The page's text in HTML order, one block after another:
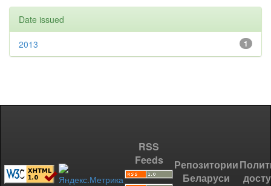
Date issued
1
2013
RSS
Feeds
Репозитории
Беларуси